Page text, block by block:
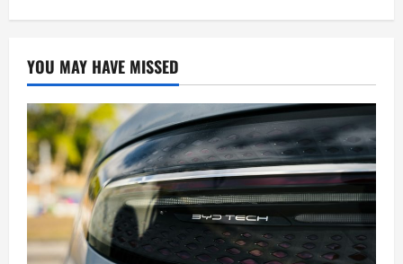
YOU MAY HAVE MISSED